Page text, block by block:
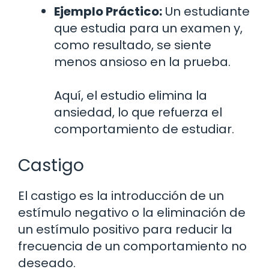
Ejemplo Práctico: Un estudiante
que estudia para un examen y,
como resultado, se siente
menos ansioso en la prueba.
Aquí, el estudio elimina la
ansiedad, lo que refuerza el
comportamiento de estudiar.
Castigo
El castigo es la introducción de un
estímulo negativo o la eliminación de
un estímulo positivo para reducir la
frecuencia de un comportamiento no
deseado.